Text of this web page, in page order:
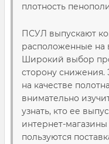
плотность
ПСУЛ выпускают
расположенные на
Широкий выбор
сторону снижения.
на качестве
внимательно
узнать, кто ее
интернет-
пользуются